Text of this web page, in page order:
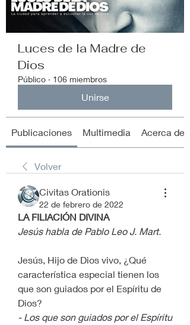
Luces de la Madre de
Dios
Público · 106 miembros
Unirse
Publicaciones Multimedia Acerca de
Volver
Civitas Orationis
22 de febrero de 2022
LA FILIACIÓN DIVINA
Jesús habla de Pablo Leo J. Mart.
Jesús, Hijo de Dios vivo, ¿Qué
característica especial tienen los
que son guiados por el Espíritu de
Dios?
- Los que son guiados por el Espíritu